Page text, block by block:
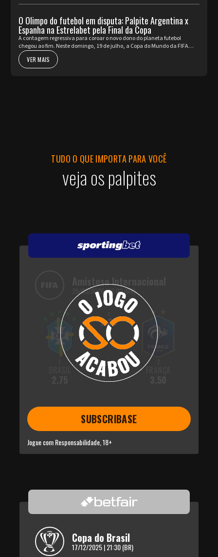
O Olimpo do futebol em disputa: Palpite Argentina x
Espanha na Estrelabet pela Final da Copa
A contagem regressiva para coroar o novo dono do planeta futebol
chegou ao fim. Neste domingo, 19 de julho, a Copa do Mundo da FIFA
2026™ apresenta o seu ato mais nobre e aguardado. Argentina e Espa...
VER MAIS
TUDO O QUE IMPORTA PARA VOCÊ
veja os palpites
Amistoso Internacional
25/03/2026 | 17:00 (BR)
2.30
SUBSCRIBASE
Jogue com Responsabilidade, 18+
Copa do Brasil
17/12/2025 | 21:30 (BR)